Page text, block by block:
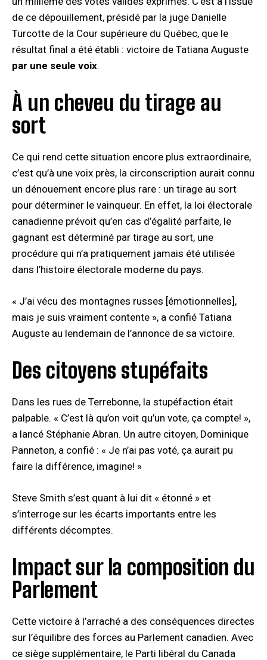
de ce dépouillement, présidé par la juge Danielle
Turcotte de la Cour supérieure du Québec, que le
résultat final a été établi : victoire de Tatiana Auguste
par une seule voix.
À un cheveu du tirage au
sort
Ce qui rend cette situation encore plus extraordinaire,
c’est qu’à une voix près, la circonscription aurait connu
un dénouement encore plus rare : un tirage au sort
pour déterminer le vainqueur. En effet, la loi électorale
canadienne prévoit qu’en cas d’égalité parfaite, le
gagnant est déterminé par tirage au sort, une
procédure qui n’a pratiquement jamais été utilisée
dans l’histoire électorale moderne du pays.
« J’ai vécu des montagnes russes [émotionnelles],
mais je suis vraiment contente », a confié Tatiana
Auguste au lendemain de l’annonce de sa victoire.
Des citoyens stupéfaits
Dans les rues de Terrebonne, la stupéfaction était
palpable. « C’est là qu’on voit qu’un vote, ça compte! »,
a lancé Stéphanie Abran. Un autre citoyen, Dominique
Panneton, a confié : « Je n’ai pas voté, ça aurait pu
faire la différence, imagine! »
Steve Smith s’est quant à lui dit « étonné » et
s’interroge sur les écarts importants entre les
différents décomptes.
Impact sur la composition du
Parlement
Cette victoire à l’arraché a des conséquences directes
sur l’équilibre des forces au Parlement canadien. Avec
ce siège supplémentaire, le Parti libéral du Canada